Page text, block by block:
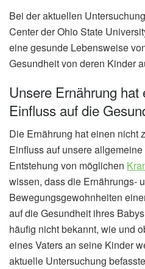
Bei der aktuellen
Center der Ohio State
eine gesunde Lebensweise
Gesundheit von deren Kinder
Unsere Ernährung hat
Einfluss auf die
Die Ernährung hat einen nicht
Einfluss auf unsere
Entstehung von möglichen
wissen, dass die Ernährungs-
Bewegungsgewohnheiten
auf die Gesundheit ihres
häufig nicht bekannt, wie und
eines Vaters an seine Kinder
aktuelle Untersuchung